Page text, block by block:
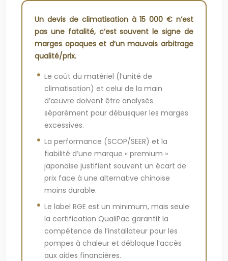
Un devis de climatisation à 15 000 € n’est
pas une fatalité, c’est souvent le signe de
marges opaques et d’un mauvais arbitrage
qualité/prix.
Le coût du matériel (l’unité de
climatisation) et celui de la main
d’œuvre doivent être analysés
séparément pour débusquer les marges
excessives.
La performance (SCOP/SEER) et la
fiabilité d’une marque « premium »
japonaise justifient souvent un écart de
prix face à une alternative chinoise
moins durable.
Le label RGE est un minimum, mais seule
la certification QualiPac garantit la
compétence de l’installateur pour les
pompes à chaleur et débloque l’accès
aux aides financières.